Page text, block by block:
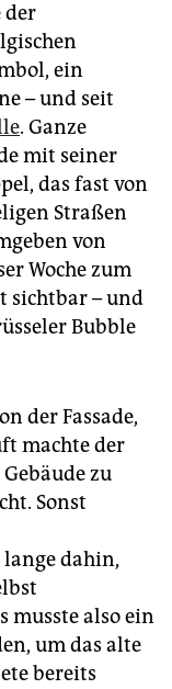
der
ein
– und seit
. Ganze
mit seiner
das fast von
Straßen
von
Woche zum
sichtbar – und
Bubble
der Fassade,
machte der
zu
Sonst
lange dahin,
musste also ein
um das alte
bereits